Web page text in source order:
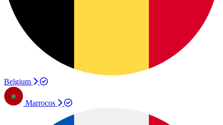
Belgium
Marrocos